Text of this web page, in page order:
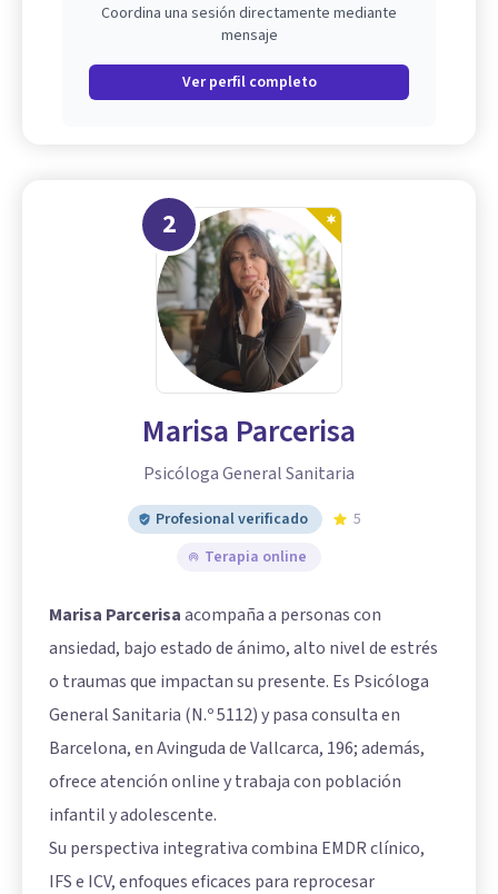
Coordina una sesión directamente mediante
mensaje
Ver perfil completo
2
Marisa Parcerisa
Psicóloga General Sanitaria
Profesional verificado
5
Terapia online
Marisa Parcerisaacompaña a personas con
ansiedad, bajo estado de ánimo, alto nivel de estrés
o traumas que impactan su presente. Es Psicóloga
General Sanitaria (N.º 5112) y pasa consulta en
Barcelona, en Avinguda de Vallcarca, 196; además,
ofrece atención online y trabaja con población
infantil y adolescente.
Su perspectiva integrativa combina EMDR clínico,
IFS e ICV, enfoques eficaces para reprocesar